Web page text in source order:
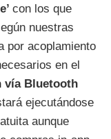
con los que
nuestras
por acoplamiento
en el
vía Bluetooth
ejecutándose
aunque